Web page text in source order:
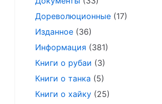
Дореволюционные (17)
Изданное (36)
Информация (381)
Книги о рубаи (3)
Книги о танка (5)
Книги о хайку (25)